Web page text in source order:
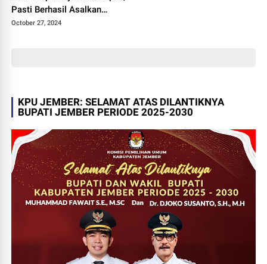
Pasti Berhasil Asalkan
Bagian Ini Tidak Terlewati
October 27, 2024
KPU JEMBER: SELAMAT ATAS DILANTIKNYA
BUPATI JEMBER PERIODE 2025-2030